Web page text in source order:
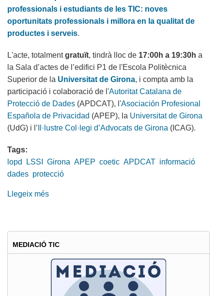
professionals i estudiants de les TIC: noves
oportunitats professionals i millora en la qualitat de
productes i serveis.
L'acte, totalmentgratuït, tindrà lloc de 17:00h a 19:30h a
la Sala d’actes de l’edifici P1 de l'Escola Politècnica
Superior de la Universitat de Girona, i compta amb la
participació i colaboració de l'Autoritat Catalana de
Protecció de Dades (APDCAT), l'Asociación Profesional
Española de Privacidad (APEP), la Universitat de Girona
(UdG) i l’ Il·lustre Col·legi d’Advocats de Girona (ICAG).
Tags:
lopd
LSSI Girona APEP coetic APDCAT informació
dades protecció
Llegeix més
LSSI
per
a
professionals
estudiants
MEDIACIÓ TIC